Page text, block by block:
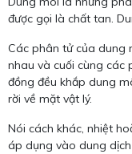
được gọi là chất tan.
Các phân tử của dung
nhau và cuối cùng các
đồng đều khắp dung
rời về mặt vật lý.
Nói cách khác, nhiệt
áp dụng vào dung